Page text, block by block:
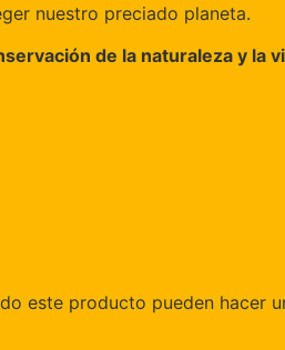
nuestro preciado planeta.
de la naturaleza y la
este producto pueden hacer